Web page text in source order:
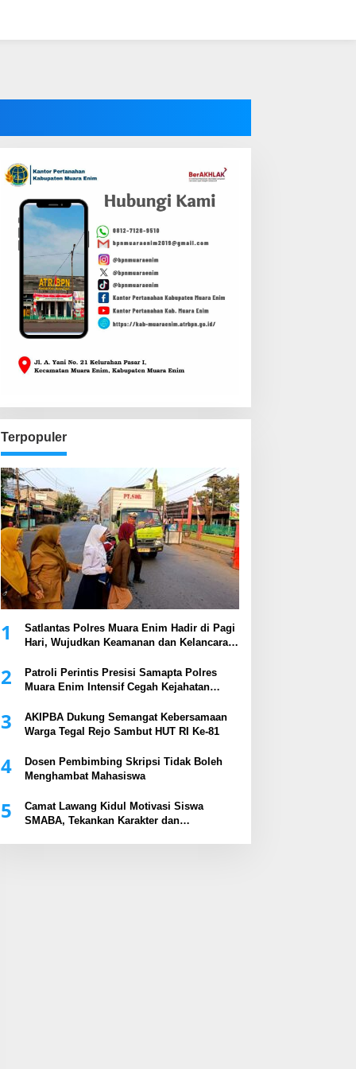
Terpopuler
1
Satlantas Polres Muara Enim Hadir di Pagi
Hari, Wujudkan Keamanan dan Kelancaran
2
Patroli Perintis Presisi Samapta Polres
Muara Enim Intensif Cegah Kejahatan
3
AKIPBA Dukung Semangat Kebersamaan
Warga Tegal Rejo Sambut HUT RI Ke-81
4
Dosen Pembimbing Skripsi Tidak Boleh
Menghambat Mahasiswa
5
Camat Lawang Kidul Motivasi Siswa
SMABA, Tekankan Karakter dan